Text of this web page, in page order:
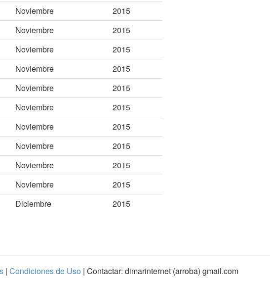
Noviembre
2015
Noviembre
2015
Noviembre
2015
Noviembre
2015
Noviembre
2015
Noviembre
2015
Noviembre
2015
Noviembre
2015
Noviembre
2015
Noviembre
2015
Diciembre 2015
| Condiciones de Uso | Contactar: dimarinternet (arroba) gmail.com